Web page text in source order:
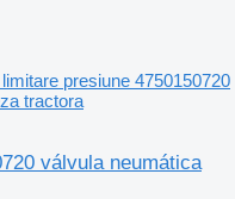
presiune 4750150720
tractora
válvula neumática